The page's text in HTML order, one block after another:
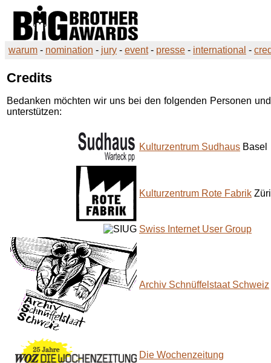
warum - nomination - jury - event- presse - international -
Credits
Bedanken möchten wir uns bei den folgenden Personen
unterstützen:
Kulturzentrum Sudhaus Basel
Kulturzentrum Rote Fabrik
Swiss Internet User Group
Archiv Schnüffelstaat Schweiz
Die Wochenzeitung